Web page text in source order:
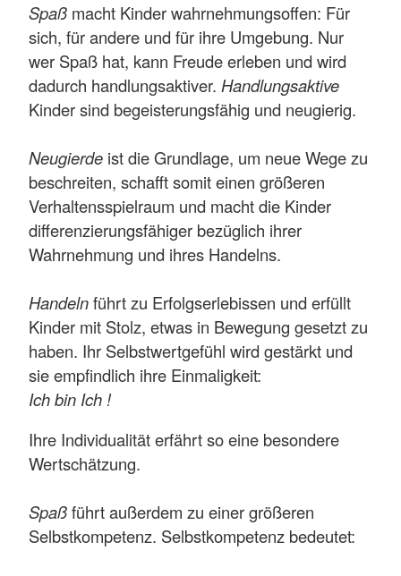
Spaß macht Kinder wahrnehmungsoffen: Für
sich, für andere und für ihre Umgebung. Nur
wer Spaß hat, kann Freude erleben und wird
dadurch handlungsaktiver. Handlungsaktive
Kinder sind begeisterungsfähig und neugierig.
Neugierde ist die Grundlage, um neue Wege zu
beschreiten, schafft somit einen größeren
Verhaltensspielraum und macht die Kinder
differenzierungsfähiger bezüglich ihrer
Wahrnehmung und ihres Handelns.
Handelnführt zu Erfolgserlebissen und erfüllt
Kinder mit Stolz, etwas in Bewegung gesetzt zu
haben. Ihr Selbstwertgefühl wird gestärkt und
sie empfindlich ihre Einmaligkeit:
Ich bin Ich !
Ihre Individualität erfährt so eine besondere
Wertschätzung.
Spaßführt außerdem zu einer größeren
Selbstkompetenz. Selbstkompetenz bedeutet: